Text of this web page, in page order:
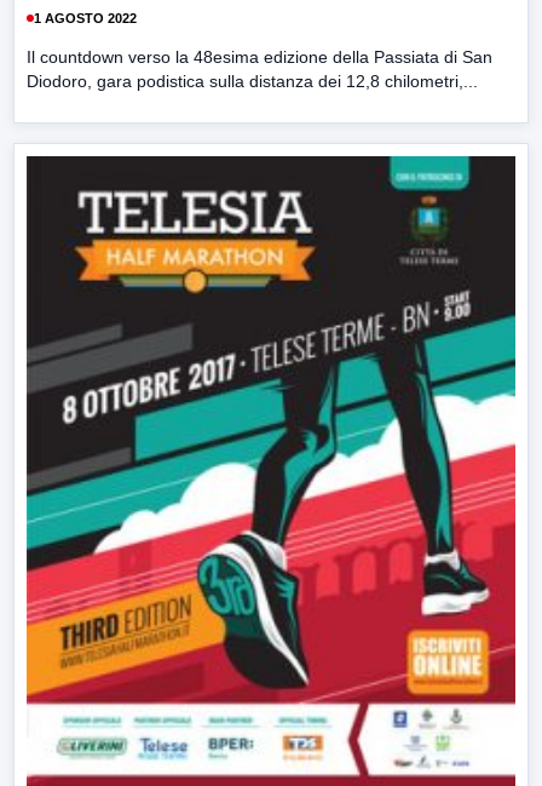
1 AGOSTO 2022
Il countdown verso la 48esima edizione della Passiata di San
Diodoro, gara podistica sulla distanza dei 12,8 chilometri,...